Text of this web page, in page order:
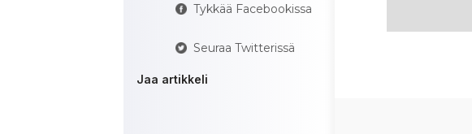
Tykkää Facebookissa
Seuraa Twitterissä
Jaa artikkeli